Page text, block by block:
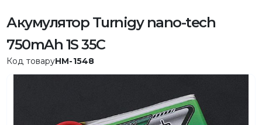
Акумулятор Turnigy nano-tech
750mAh 1S 35C
Код товаруHM-1548